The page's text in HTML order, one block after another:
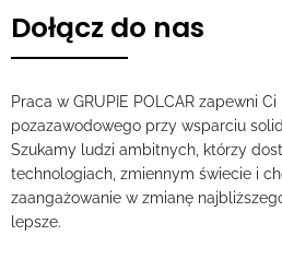
Dołącz do nas
Praca w GRUPIE POLCAR zapewni
pozazawodowego przy wsparciu
Szukamy ludzi ambitnych, którzy
technologiach, zmiennym świecie i
zaangażowanie w zmianę
lepsze.